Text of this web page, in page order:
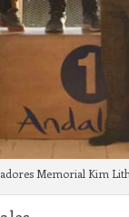
Memorial Kim